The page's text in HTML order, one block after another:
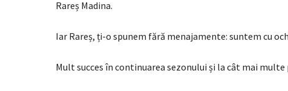
Rareș Madina.
Iar Rareș, ți-o spunem fără menajamente: suntem cu
Mult succes în continuarea sezonului și la cât mai multe